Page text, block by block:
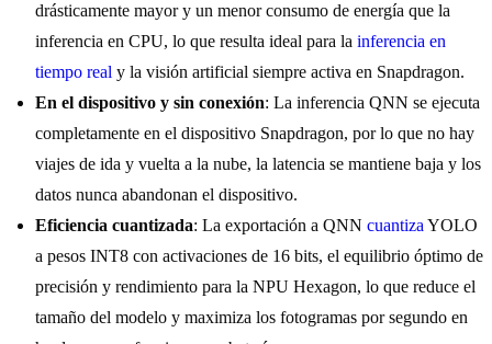
drásticamente mayor y un menor consumo de energía que la
inferencia en CPU, lo que resulta ideal para la inferencia en
tiempo real y la visión artificial siempre activa en Snapdragon.
En el dispositivo y sin conexión: La inferencia QNN se ejecuta
completamente en el dispositivo Snapdragon, por lo que no hay
viajes de ida y vuelta a la nube, la latencia se mantiene baja y los
datos nunca abandonan el dispositivo.
Eficiencia cuantizada: La exportación a QNN cuantiza YOLO
a pesos INT8 con activaciones de 16 bits, el equilibrio óptimo de
precisión y rendimiento para la NPU Hexagon, lo que reduce el
tamaño del modelo y maximiza los fotogramas por segundo en